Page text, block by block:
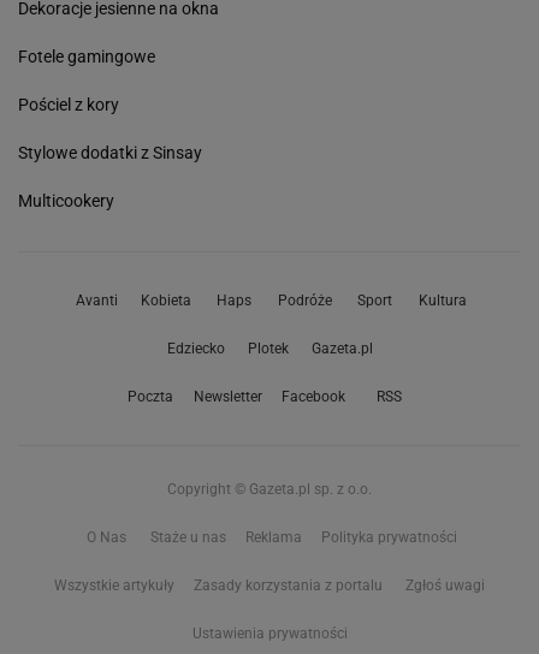
Dekoracje jesienne na okna
Fotele gamingowe
Pościel z kory
Stylowe dodatki z Sinsay
Multicookery
Avanti Kobieta Haps Podróże Sport Kultura
Edziecko Plotek Gazeta.pl
Poczta Newsletter Facebook RSS
Copyright © Gazeta.pl sp. z o.o.
O Nas Staże u nas Reklama Polityka prywatności
Wszystkie artykuły Zasady korzystania z portalu Zgłoś uwagi
Ustawienia prywatności